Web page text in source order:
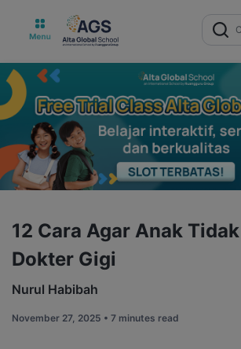
Search
for:
12 Cara Agar Anak
Dokter Gigi
Nurul Habibah
November 27, 2025 • 7 minutes read